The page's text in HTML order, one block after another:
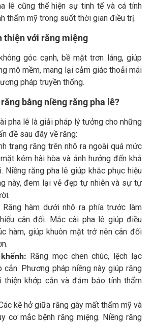
lê cũng thể hiện sự tinh tế và cá tính
thẩm mỹ trong suốt thời gian điều trị.
thiện với răng miệng
góc cạnh, bề mặt trơn láng, giúp
mô mềm, mang lại cảm giác thoải mái
pháp truyền thống.
bằng niềng răng pha lê?
pha lê là giải pháp lý tưởng cho những
đề sau đây về răng:
trạng răng trên nhô ra ngoài quá mức
kém hài hòa và ảnh hưởng đến khả
Niềng răng pha lê giúp khắc phục hiệu
này, đem lại vẻ đẹp tự nhiên và sự tự
Răng hàm dưới nhô ra phía trước làm
cân đối. Mắc cài pha lê giúp điều
hàm, giúp khuôn mặt trở nên cân đối
Răng mọc chen chúc, lệch lạc
cắn. Phương pháp niềng này giúp răng
thiện khớp cắn và đảm bảo tính thẩm
kẽ hở giữa răng gây mất thẩm mỹ và
cơ mắc bệnh răng miệng. Niềng răng